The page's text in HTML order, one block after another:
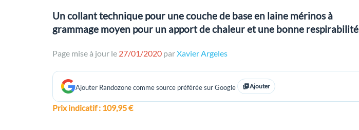
Un collant technique pour une couche de base en laine mérinos à
grammage moyen pour un apport de chaleur et une bonne respirabilité
Page mise à jour le 27/01/2020 parXavier Argeles
Ajouter Randozone comme source préférée sur Google Ajouter
Prix indicatif: 109,95 €